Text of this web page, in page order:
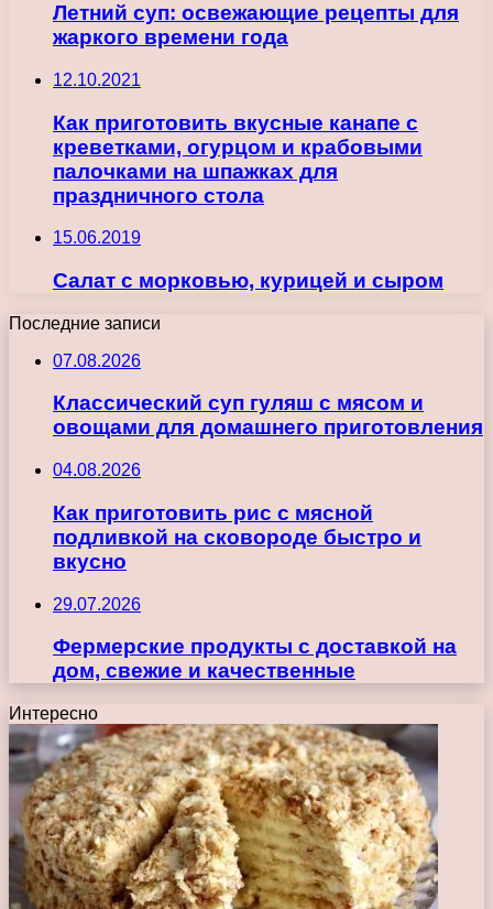
Летний суп: освежающие рецепты для
жаркого времени года
12.10.2021
Как приготовить вкусные канапе с
креветками, огурцом и крабовыми
палочками на шпажках для
праздничного стола
15.06.2019
Салат с морковью, курицей и сыром
Последние записи
07.08.2026
Классический суп гуляш с мясом и
овощами для домашнего приготовления
04.08.2026
Как приготовить рис с мясной
подливкой на сковороде быстро и
вкусно
29.07.2026
Фермерские продукты с доставкой на
дом, свежие и качественные
Интересно